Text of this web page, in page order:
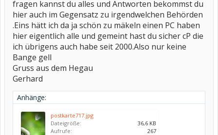
fragen kannst du alles und Antworten bekommst du
hier auch im Gegensatz zu irgendwelchen Behörden
.Eins hätt ich da ja schön zu mäkeln einen PC haben
hier eigentlich alle und gemeint hast du sicher cP die
ich übrigens auch habe seit 2000.Also nur keine
Bange gell
Gruss aus dem Hegau
Gerhard
Anhänge:
postkarte717.jpg
Dateigröße:
36,6 KB
Aufrufe:
267